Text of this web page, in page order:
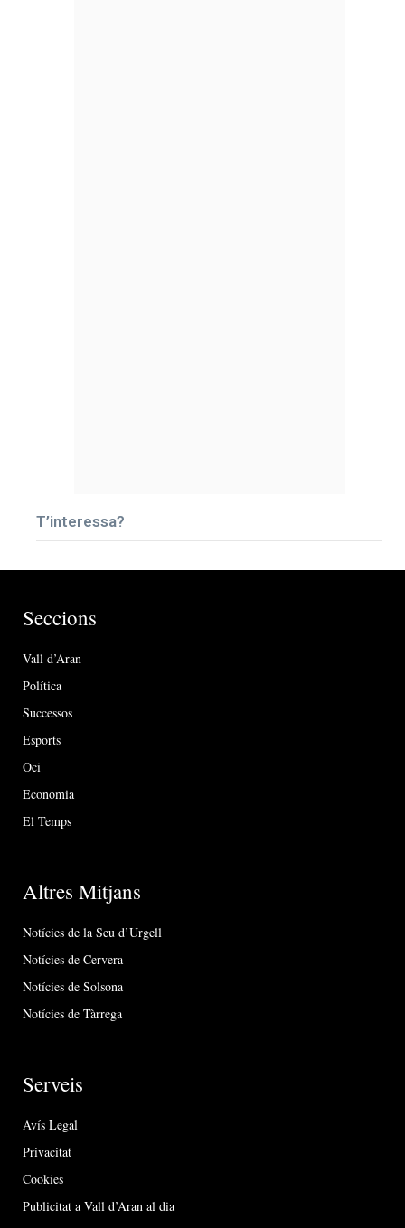
T’interessa?
Seccions
Vall d’Aran
Política
Successos
Esports
Oci
Economia
El Temps
Altres Mitjans
Notícies de la Seu d’Urgell
Notícies de Cervera
Notícies de Solsona
Notícies de Tàrrega
Serveis
Avís Legal
Privacitat
Cookies
Publicitat a Vall d’Aran al dia